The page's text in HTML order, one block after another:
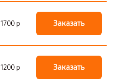
1700 р Заказать
1200 р Заказать